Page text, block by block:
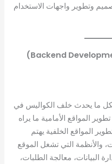
وتطوير واجهات الاستخدام
ما يحدث خلف الكواليس في
المواقع الأمامية ما يراه
المواقع الخلفية يهتم
والأنظمة التي تشغل الموقع
البيانات، معالجة الطلبات،